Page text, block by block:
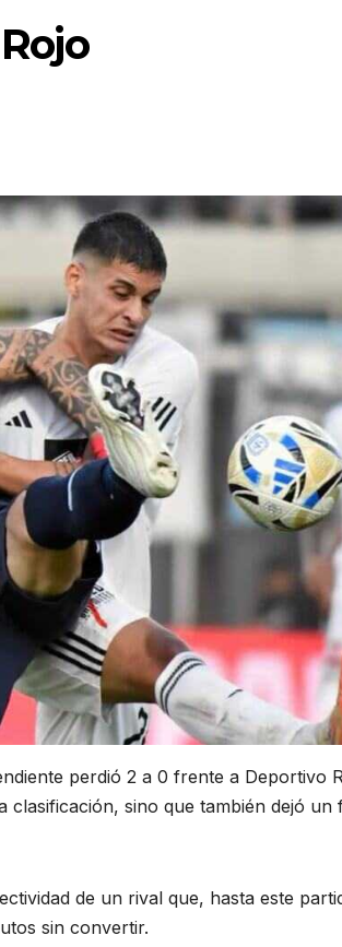
perdió 2 a 0 frente a Deportivo
sino que también dejó un
de un rival que, hasta este
sin convertir.